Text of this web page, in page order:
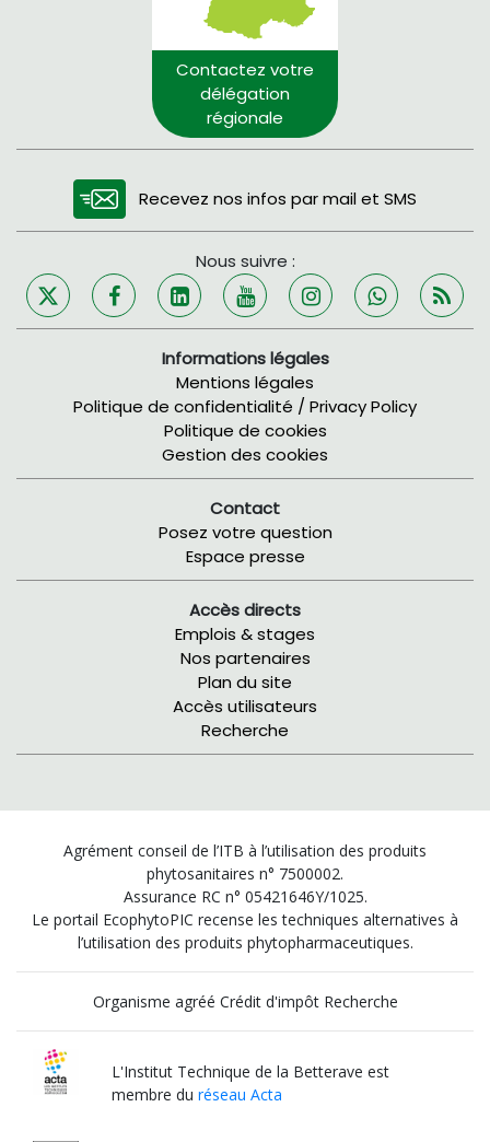
Contactez votre
délégation
régionale
Recevez nos infos par mail et SMS
Nous suivre :
Informations légales
Mentions légales
Politique de confidentialité / Privacy Policy
Politique de cookies
Gestion des cookies
Contact
Posez votre question
Espace presse
Accès directs
Emplois & stages
Nos partenaires
Plan du site
Accès utilisateurs
Recherche
Agrément conseil de l’ITB à l’utilisation des produits
phytosanitaires n° 7500002.
Assurance RC n° 05421646Y/1025.
Le portail EcophytoPIC recense les techniques alternatives à
l’utilisation des produits phytopharmaceutiques.
Organisme agréé Crédit d'impôt Recherche
L'Institut Technique de la Betterave est
membre duréseau Acta